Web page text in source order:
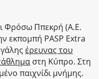
Φρόσω Ππεκρή (Α.Ε.
εκπομπή PASP Extra
έρευνας του
στη Κύπρο. Στη
παιχνίδι μνήμης.